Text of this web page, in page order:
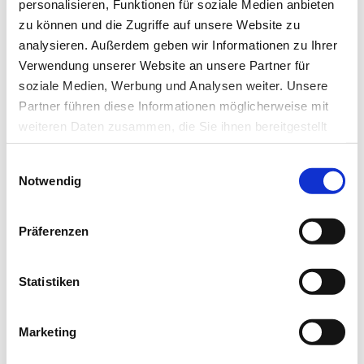
personalisieren, Funktionen für soziale Medien anbieten
zu können und die Zugriffe auf unsere Website zu
analysieren. Außerdem geben wir Informationen zu Ihrer
Verwendung unserer Website an unsere Partner für
soziale Medien, Werbung und Analysen weiter. Unsere
Partner führen diese Informationen möglicherweise mit
weiteren Daten zusammen, die Sie ihnen bereitgestellt
haben oder die sie im Rahmen Ihrer Nutzung der Dienste
Notwendig
Präferenzen
Statistiken
Marketing
Bleiben Sie auf dem Laufenden. Der MT-Dialog-
Newsletter informiert Sie jede Woche kostenfrei
über die wichtigsten Branchen-News, aktuelle
Themen und die neusten Stellenangebote.
Ich habe die Hinweise zum gelesen.*